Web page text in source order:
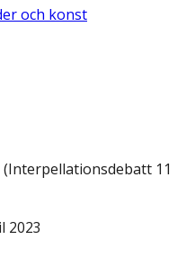
och konst
11
2023